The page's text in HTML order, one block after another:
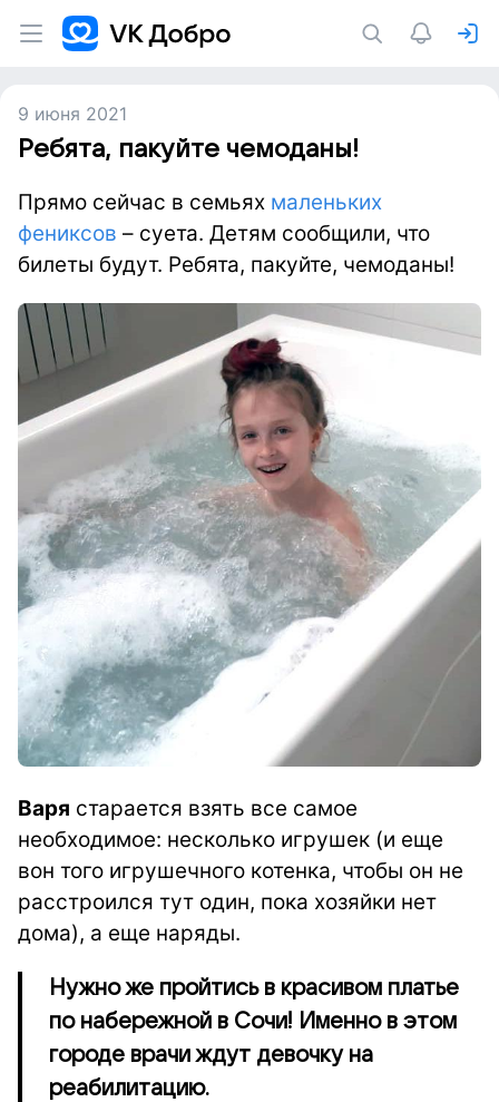
9 июня 2021
Ребята, пакуйте чемоданы!
Прямо сейчас в семьях маленьких
фениксов – суета. Детям сообщили, что
билеты будут. Ребята, пакуйте, чемоданы!
Варя старается взять все самое
необходимое: несколько игрушек (и еще
вон того игрушечного котенка, чтобы он не
расстроился тут один, пока хозяйки нет
дома), а еще наряды.
Нужно же пройтись в красивом платье
по набережной в Сочи! Именно в этом
городе врачи ждут девочку на
реабилитацию.